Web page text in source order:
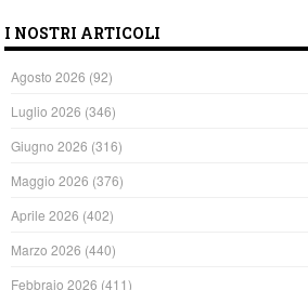
I NOSTRI ARTICOLI
Agosto 2026 (92)
Luglio 2026 (346)
Giugno 2026 (316)
Maggio 2026 (376)
Aprile 2026 (402)
Marzo 2026 (440)
Febbraio 2026 (411)